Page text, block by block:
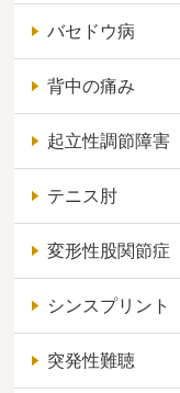
バセドウ病
背中の痛み
起立性調節障害
テニス肘
変形性股関節症
シンスプリント
突発性難聴